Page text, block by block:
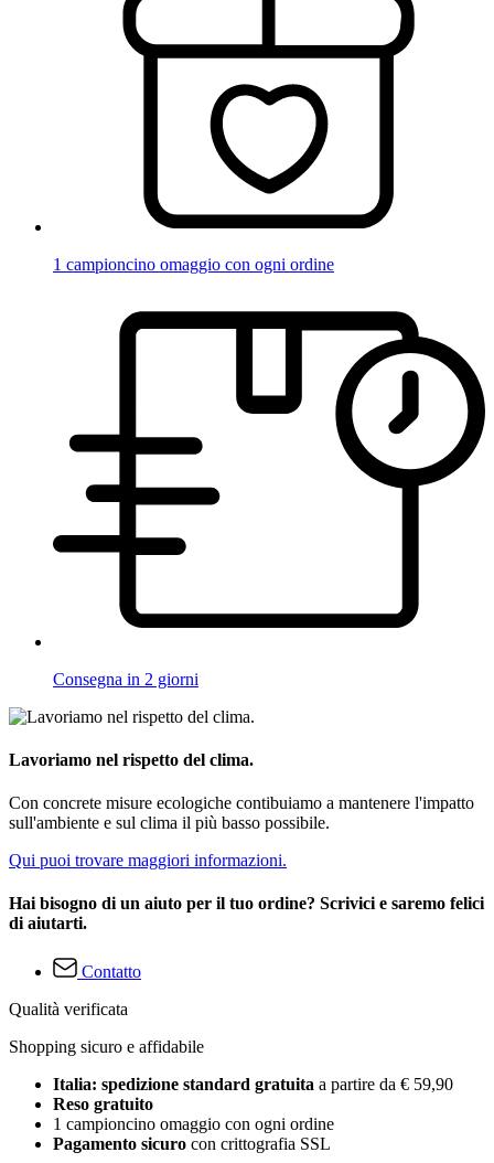
1 campioncino omaggio con ogni ordine
Consegna in 2 giorni
Lavoriamo nel rispetto del clima.
Con concrete misure ecologiche contibuiamo a mantenere l'impatto
sull'ambiente e sul clima il più basso possibile.
Qui puoi trovare maggiori informazioni.
Hai bisogno di un aiuto per il tuo ordine? Scrivici e saremo felici
di aiutarti.
Contatto
Qualità verificata
Shopping sicuro e affidabile
Italia: spedizione standard gratuita a partire da € 59,90
Reso gratuito
1 campioncino omaggio con ogni ordine
Pagamento sicuro con crittografia SSL